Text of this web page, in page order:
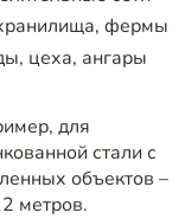
фермы
цеха, ангары
для
стали с
объектов –
метров.